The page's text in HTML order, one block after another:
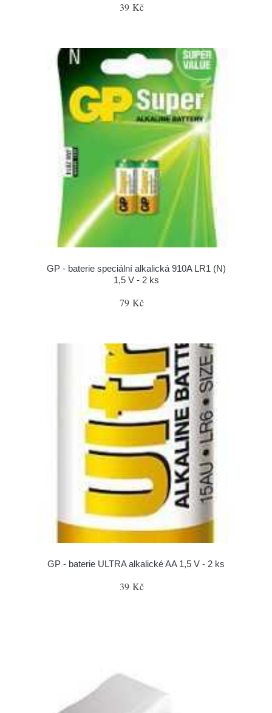
39 Kč
GP - baterie speciální alkalická 910A LR1 (N)
1,5 V - 2 ks
79 Kč
GP - baterie ULTRA alkalické AA 1,5 V - 2 ks
39 Kč